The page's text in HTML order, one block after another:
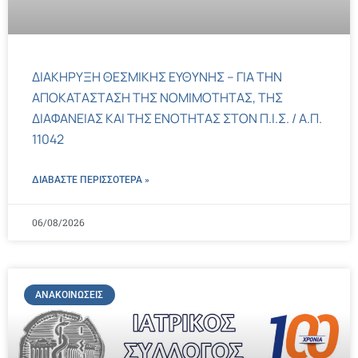
ΔΙΑΚΗΡΥΞΗ ΘΕΣΜΙΚΗΣ ΕΥΘΥΝΗΣ – ΓΙΑ ΤΗΝ
ΑΠΟΚΑΤΑΣΤΑΣΗ ΤΗΣ ΝΟΜΙΜΟΤΗΤΑΣ, ΤΗΣ
ΔΙΑΦΑΝΕΙΑΣ ΚΑΙ ΤΗΣ ΕΝΟΤΗΤΑΣ ΣΤΟΝ Π.Ι.Σ. / Α.Π.
11042
ΔΙΑΒΑΣΤΕ ΠΕΡΙΣΣΌΤΕΡΑ »
06/08/2026
ΑΝΑΚΟΙΝΏΣΕΙΣ